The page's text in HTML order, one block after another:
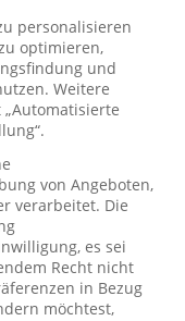
personalisieren
optimieren,
und
Weitere
von Angeboten,
verarbeitet. Die
es sei
Recht nicht
in Bezug
möchtest,